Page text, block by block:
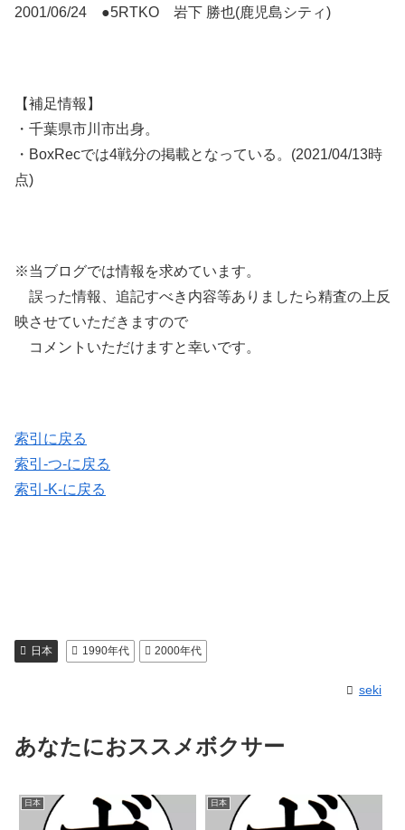
2001/06/24 ●5RTKO 岩下 勝也(鹿児島シティ)
【補足情報】
・千葉県市川市出身。
・BoxRecでは4戦分の掲載となっている。(2021/04/13時
点)
※当ブログでは情報を求めています。
誤った情報、追記すべき内容等ありましたら精査の上反
映させていただきますので
コメントいただけますと幸いです。
索引に戻る
索引-つ-に戻る
索引-K-に戻る
日本 1990年代 2000年代
seki
あなたにおススメボクサー
日本 日本